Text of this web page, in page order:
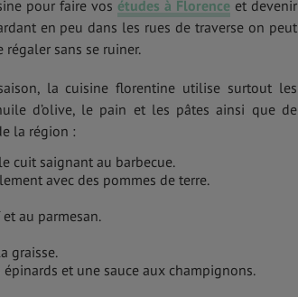
pour faire vos études à Florenceet devenir
en peu dans les rues de traverse on peut
sans se ruiner.
la cuisine florentine utilise surtout les
d’olive, le pain et les pâtes ainsi que de
la région :
cuit saignant au barbecue.
avec des pommes de terre.
au parmesan.
graisse.
et une sauce aux champignons.